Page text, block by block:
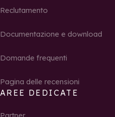
Reclutamento
Documentazione e download
Domande frequenti
Pagina delle recensioni
AREE DEDICATE